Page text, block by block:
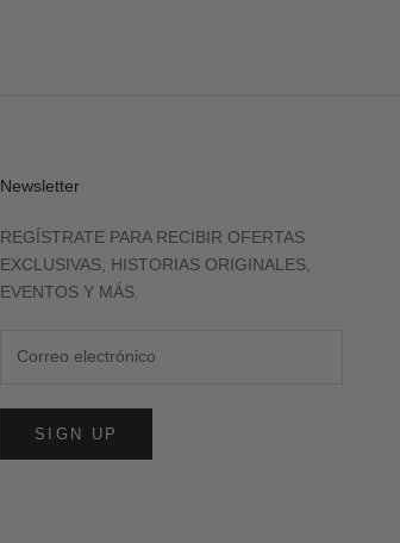
Newsletter
REGÍSTRATE PARA RECIBIR OFERTAS
EXCLUSIVAS, HISTORIAS ORIGINALES,
EVENTOS Y MÁS.
SIGN UP